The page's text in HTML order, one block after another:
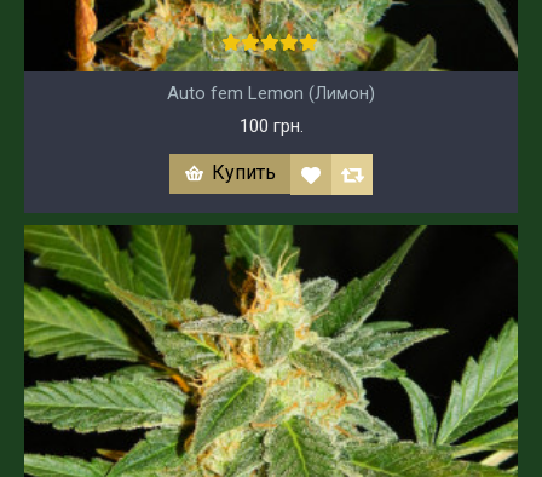
Auto fem Lemon (Лимон)
100 грн.
Купить